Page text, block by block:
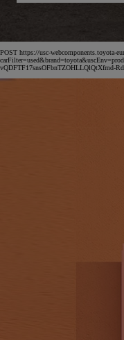
POST https://usc-webcomponents.toyota-
vQDFTF17snsOFbnTZOHLLQlQtXfmd-